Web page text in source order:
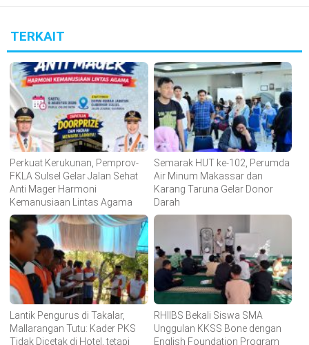
TERKAIT
Perkuat Kerukunan, Pemprov-
FKLA Sulsel Gelar Jalan Sehat
Anti Mager Harmoni
Kemanusiaan Lintas Agama
Semarak HUT ke-102, Perumda
Air Minum Makassar dan
Karang Taruna Gelar Donor
Darah
Lantik Pengurus di Takalar,
Mallarangan Tutu: Kader PKS
Tidak Dicetak di Hotel, tetapi
RHIIBS Bekali Siswa SMA
Unggulan KKSS Bone dengan
English Foundation Program